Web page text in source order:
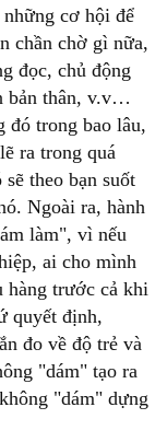
cơ hội để
chần chờ gì nữa,
đọc, chủ động
bản thân, v.v…
trong bao lâu,
ra trong quá
theo bạn suốt
Ngoài ra, hành
làm", vì nếu
ai cho mình
hàng trước cả khi
quyết định,
đo về độ trẻ và
"dám" tạo ra
"dám" dựng